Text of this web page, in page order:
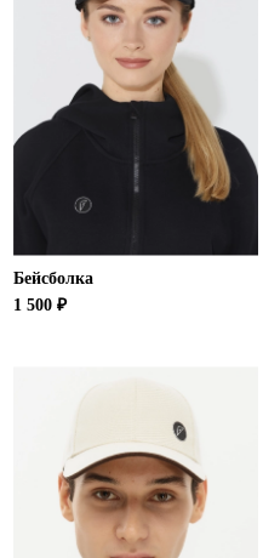
Ямало-Ненецкий автономный округ (1)
Ярославская область (1)
Бейсболка
1 500 ₽